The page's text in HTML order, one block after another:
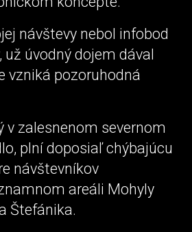
návštevy nebol infobod
už úvodný dojem dával
vzniká pozoruhodná
v zalesnenom severnom
plní doposiaľ chýbajúcu
návštevníkov
areáli Mohyly
Štefánika.